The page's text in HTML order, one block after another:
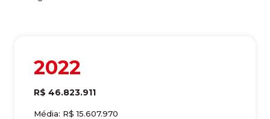
2022
R$ 46.823.911
Média: R$ 15.607.970